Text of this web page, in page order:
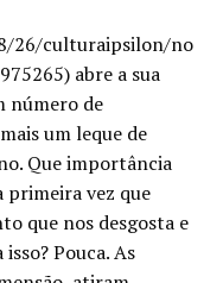
26/culturaipsilon/no
abre a sua
número de
um leque de
Que importância
primeira vez que
que nos desgosta e
Pouca. As